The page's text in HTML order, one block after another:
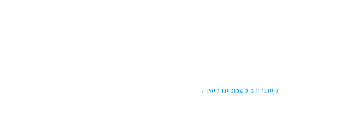
קייטרינג לעסקים ביפו →